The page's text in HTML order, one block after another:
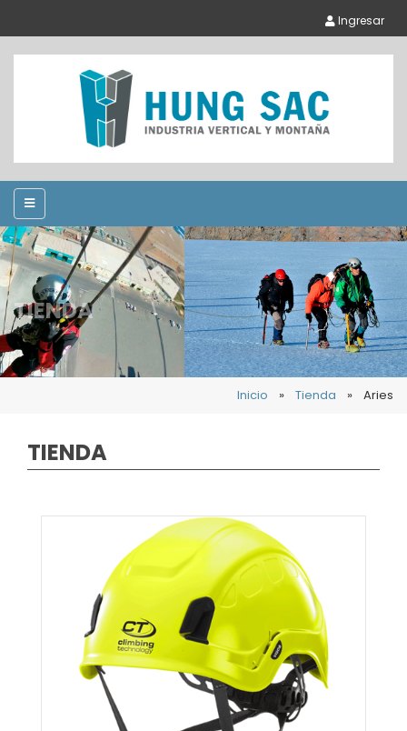
Ingresar
TIENDA
Inicio » Tienda » Aries
TIENDA